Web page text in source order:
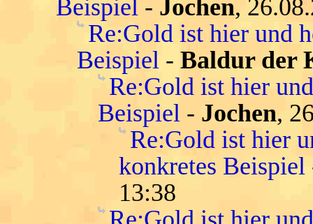
Beispiel - Jochen,
Re:Gold ist hier und
Beispiel - Baldur der
Re:Gold ist hier
Beispiel - Jochen,
Re:Gold ist hier
konkretes Beispiel
13:38